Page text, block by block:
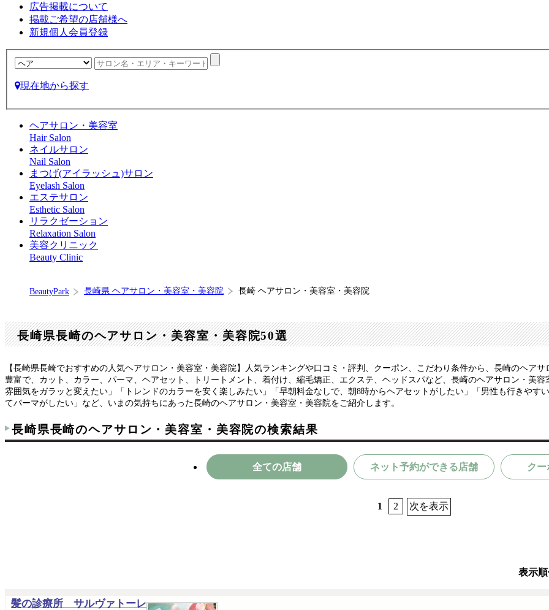
広告掲載について
掲載ご希望の店舗様へ
新規個人会員登録
現在地から探す
ヘアサロン・美容室
Hair Salon
ネイルサロン
Nail Salon
まつげ(アイラッシュ)サロン
Eyelash Salon
エステサロン
Esthetic Salon
リラクゼーション
Relaxation Salon
美容クリニック
Beauty Clinic
BeautyPark 長崎県 ヘアサロン・美容室・美容院 長崎 ヘアサロン・美容室・美容院
長崎県長崎のヘアサロン・美容室・美容院50選
【長崎県長崎でおすすめの人気ヘアサロン・美容室・美容院】人気ランキングや口コミ・評判、クーポン、こだわり条件から、長崎のヘア
豊富で、カット、カラー、パーマ、ヘアセット、トリートメント、着付け、縮毛矯正、エクステ、ヘッドスパなど、長崎のヘアサロン・美
雰囲気をガラッと変えたい」「トレンドのカラーを安く楽しみたい」「早朝料金なしで、朝8時からヘアセットがしたい」「男性も行きや
てパーマがしたい」など、いまの気持ちにあった長崎のヘアサロン・美容室・美容院をご紹介します。
長崎県長崎のヘアサロン・美容室・美容院の検索結果
全ての店舗 ネット予約ができる店舗 クー
1 2 次を表示
表示
髪の診療所 サルヴァトーレ